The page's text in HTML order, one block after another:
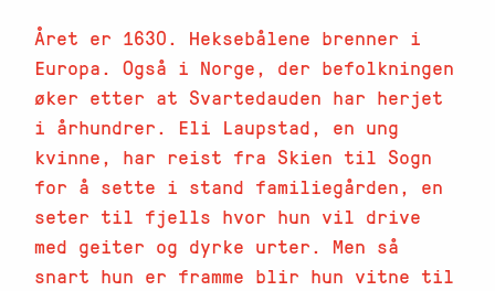
Året er 1630. Heksebålene brenner i
Europa. Også i Norge, der befolkningen
øker etter at Svartedauden har herjet
i århundrer. Eli Laupstad, en ung
kvinne, har reist fra Skien til Sogn
for å sette i stand familiegården, en
seter til fjells hvor hun vil drive
med geiter og dyrke urter. Men så
snart hun er framme blir hun vitne til